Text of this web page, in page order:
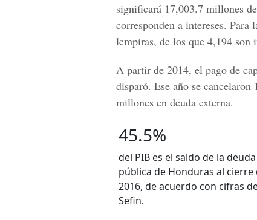
significará 17,003.7 millones
corresponden a intereses. Para
lempiras, de los que 4,194 son
A partir de 2014, el pago de
disparó. Ese año se
millones en deuda externa.
45.5%
del PIB es el saldo de la deuda
pública de Honduras al cierre
2016, de acuerdo con cifras
Sefin.